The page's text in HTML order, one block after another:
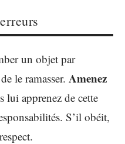
un objet par
le ramasser. Amenez
lui apprenez de cette
S’il obéit,